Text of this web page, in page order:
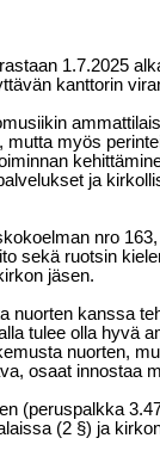
1.7.2025
kanttorin
mutta myös
ja
nro
sekä ruotsin
jäsen.
nuorten kanssa
tulee olla hyvä
nuorten,
osaat innostaa
(peruspalkka
(2 §) ja